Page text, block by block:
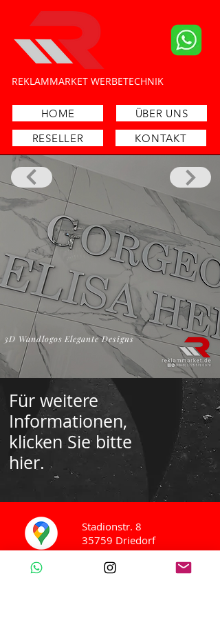
​REKLAMMARKET WERBETECHNIK
RESELLER
ÜBER UNS
KONTAKT
HOME
3D Wandlogos Elegante Designs
Für weitere
Informationen,
klicken Sie bitte
hier.
Stadionstr. 8
35759 Driedorf
WhatsApp / Tel